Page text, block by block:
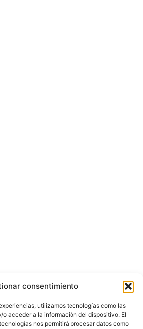
consentimiento
utilizamos tecnologías como las
o acceder a la información del dispositivo. El
nos permitirá procesar datos como